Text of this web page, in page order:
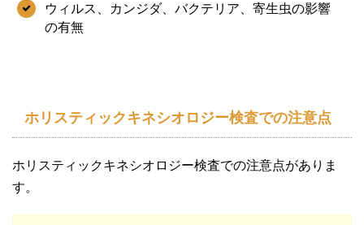
ウィルス、カンジダ、バクテリア、寄生虫の影響
の有無
ホリスティックキネシオロジー検査での注意点
ホリスティックキネシオロジー検査での注意点がありま
す。